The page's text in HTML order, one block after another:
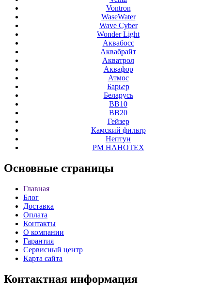
Vontron
WaseWater
Wave Cyber
Wonder Light
Аквабосс
Аквабрайт
Акватрол
Аквафор
Атмос
Барьер
Беларусь
ВВ10
ВВ20
Гейзер
Камский фильтр
Нептун
РМ НАНОТЕХ
Основные страницы
Главная
Блог
Доставка
Оплата
Контакты
О компании
Гарантия
Сервисный центр
Карта сайта
Контактная информация